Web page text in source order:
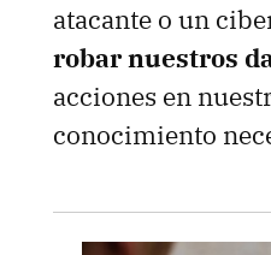
atacante o un
robar nuestros
acciones en
conocimiento